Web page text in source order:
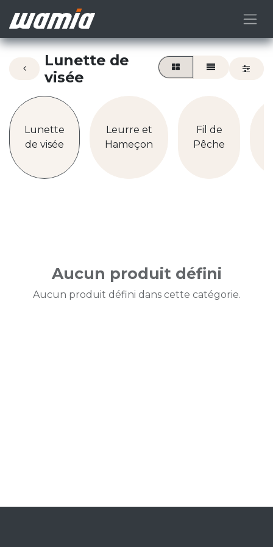
Lunette de
visée
Lunette
de visée
Leurre et
Hameçon
Fil de
Pêche
Aucun produit défini
Aucun produit défini dans cette catégorie.